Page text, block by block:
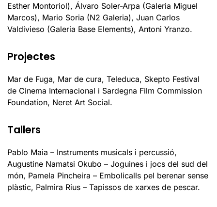
Esther Montoriol), Álvaro Soler-Arpa (Galeria Miguel
Marcos), Mario Soria (N2 Galeria), Juan Carlos
Valdivieso (Galeria Base Elements), Antoni Yranzo.
Projectes
Mar de Fuga, Mar de cura, Teleduca, Skepto Festival
de Cinema Internacional i Sardegna Film Commission
Foundation, Neret Art Social.
Tallers
Pablo Maia – Instruments musicals i percussió,
Augustine Namatsi Okubo – Joguines i jocs del sud del
món, Pamela Pincheira – Embolicalls pel berenar sense
plàstic, Palmira Rius – Tapissos de xarxes de pescar.